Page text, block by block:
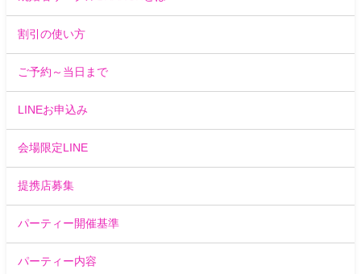
割引の使い方
ご予約～当日まで
LINEお申込み
会場限定LINE
提携店募集
パーティー開催基準
パーティー内容